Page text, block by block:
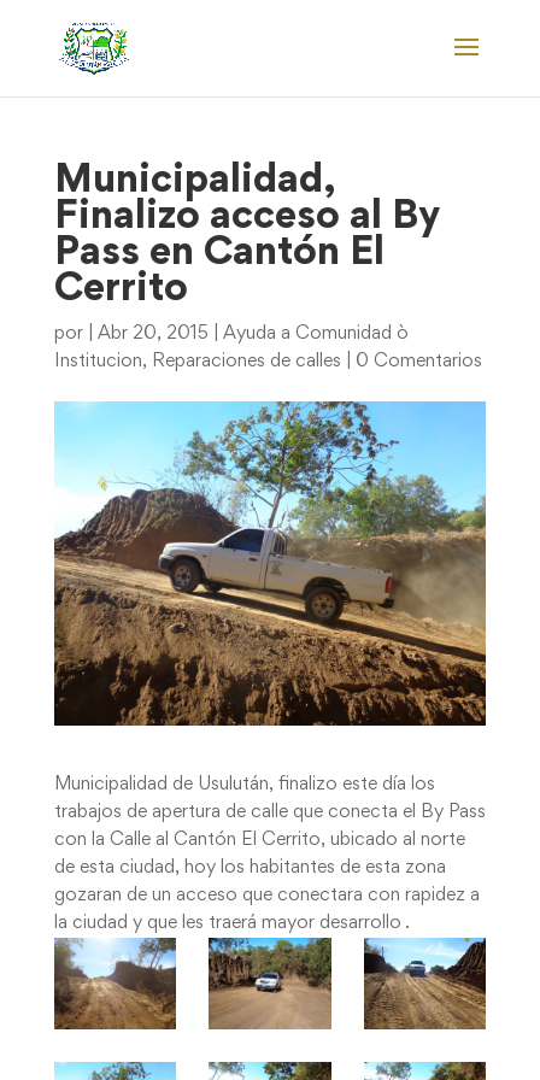
Municipalidad,
Finalizo acceso al By
Pass en Cantón El
Cerrito
por Abr 20, 2015
Ayuda a Comunidad ò
Institucion, Reparaciones de calles 0 Comentarios
Municipalidad de Usulután, finalizo este día los
trabajos de apertura de calle que conecta el By Pass
con la Calle al Cantón El Cerrito, ubicado al norte
de esta ciudad, hoy los habitantes de esta zona
gozaran de un acceso que conectara con rapidez a
la ciudad y que les traerá mayor desarrollo .